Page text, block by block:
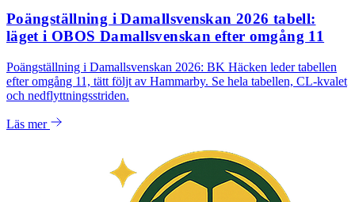
Poängställning i Damallsvenskan 2026 tabell:
läget i OBOS Damallsvenskan efter omgång 11
Poängställning i Damallsvenskan 2026: BK Häcken leder tabellen
efter omgång 11, tätt följt av Hammarby. Se hela tabellen, CL-kvalet
och nedflyttningsstriden.
Läs mer